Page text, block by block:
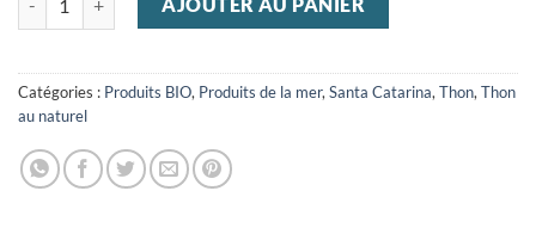
AJOUTER AU PANIER
Catégories : Produits BIO, Produits de la mer,Santa Catarina,Thon,Thon
au naturel